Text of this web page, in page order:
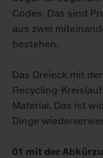
Codes. Das sind
aus zwei
bestehen.
Das Dreieck mit
Recycling-
Material. Das ist
Dinge
01 mit der